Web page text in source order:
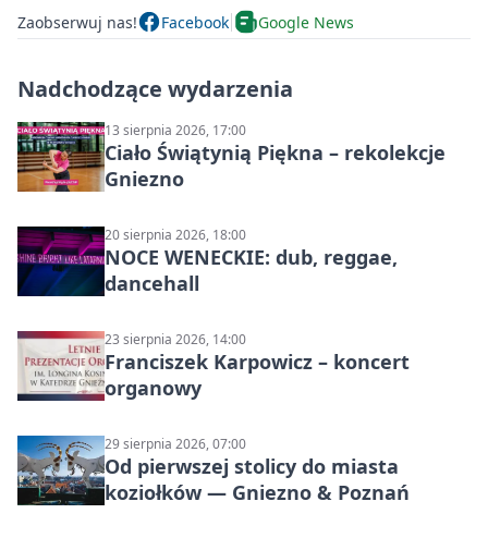
Zaobserwuj nas! Facebook Google News
Nadchodzące wydarzenia
13 sierpnia 2026, 17:00
Ciało Świątynią Piękna – rekolekcje
Gniezno
20 sierpnia 2026, 18:00
NOCE WENECKIE: dub, reggae,
dancehall
23 sierpnia 2026, 14:00
Franciszek Karpowicz – koncert
organowy
29 sierpnia 2026, 07:00
Od pierwszej stolicy do miasta
koziołków — Gniezno & Poznań